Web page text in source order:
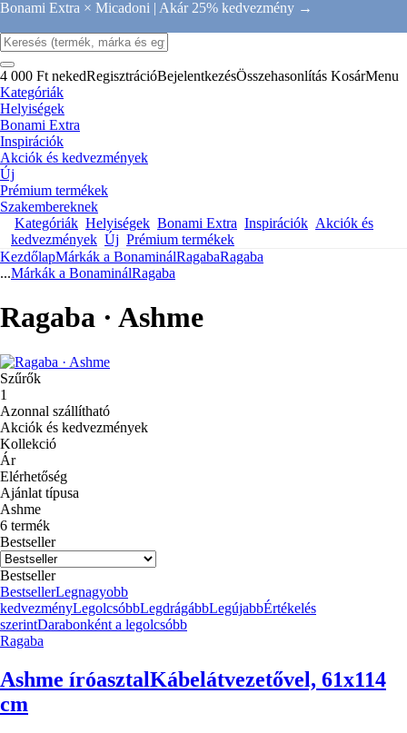
Bonami Extra × Micadoni | Akár 25% kedvezmény →
4 000 Ft nekedRegisztrációBejelentkezésÖsszehasonlítás KosárMenu
Kategóriák
Helyiségek
Bonami Extra
Inspirációk
Akciók és kedvezmények
Új
Prémium termékek
Szakembereknek
Kategóriák Helyiségek Bonami Extra Inspirációk Akciók és
kedvezmények Új Prémium termékek
KezdőlapMárkák a BonaminálRagabaRagaba
...Márkák a BonaminálRagaba
Ragaba · Ashme
Szűrők
1
Azonnal szállítható
Akciók és kedvezmények
Kollekció
Ár
Elérhetőség
Ajánlat típusa
Ashme
6 termék
Bestseller
Bestseller
BestsellerLegnagyobb
kedvezményLegolcsóbbLegdrágábbLegújabbÉrtékelés
szerintDarabonként a legolcsóbb
Ragaba
Ashme íróasztalKábelátvezetővel, 61x114
cm